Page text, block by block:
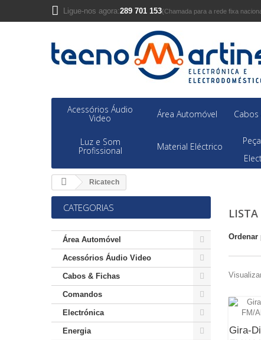
Ligue-nos agora:289 701 153(Chamada para a rede fixa
Acessórios Áudio
Video Área Automóvel Cabos
Luz e Som
Profissional Material Eléctrico
Ricatech
CATEGORIAS
Área Automóvel
Acessórios Áudio Video
Cabos & Fichas
Comandos
Electrónica
Energia
Ordenar
Gira-